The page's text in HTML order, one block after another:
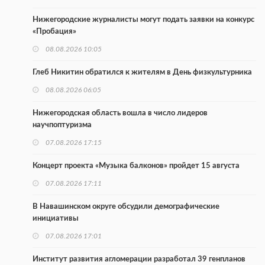
Нижегородские журналисты могут подать заявки на конкурс
«Пробация»
08.08.2026 10:05
Глеб Никитин обратился к жителям в День физкультурника
08.08.2026 06:05
Нижегородская область вошла в число лидеров
научпоптуризма
07.08.2026 17:15
Концерт проекта «Музыка балконов» пройдет 15 августа
07.08.2026 17:11
В Навашинском округе обсудили демографические
инициативы
07.08.2026 17:01
Институт развития агломерации разработал 39 генпланов